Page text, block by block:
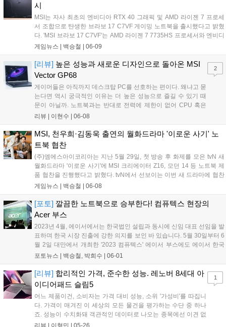
시
MSI는 자사 최초의 엔비디아 RTX 40 그래픽 및 AMD 라이젠 7 프로세
서 조합으로 탄생한 브라보 17 C7VF 게이밍 노트북을 출시했다고 밝혔
다. 'MSI 브라보 17 C7VF'는 AMD 라이젠 7 7735HS 프로세서와 엔비디
아 지포스 RTX 4060 그래픽을 탑재했다. 고성능과 고효율을 바탕으로
제공한다....
게임뉴스 | 백승철 | 06-09
[리뷰] 높은 성능과 새로운 디자인으로 돌아온 MSI
Vector GP68
게이머들은 아직까지 데스크탑 PC를 선호하는 편이다. 왜냐고 묻
는다면 역시 궁극적인 이유는 더 높은 성능으로 즐길 수 있기 때
문이 아닐까. 노트북과는 반대로 전력에 제한이 없어 CPU 혹은
GPU 등 최대 성능으로 끌어올릴 수 있으니까. 이외에도 여러 방
이유다. 다만, 요즘 나오는 게이밍 노...
리뷰 | 이현수 | 06-08
2
MSI, 천우희·김동욱 출연의 월화드라마 '이로운 사기' 노
트북 협찬
(주)엠에스아이코리아는 지난 5월 29일, 첫 방송 후 화제를 모은 tvN 새
월화드라마 '이로운 사기'에 MSI 크리에이터 Z16, 모던 14 등 노트북 제
품 협찬을 진행했다고 밝혔다. tvN에서 선보이는 이번 새 드라마에 협찬
한 MSI 크리에이터 Z16은 콘텐츠 제작자를 위한 초슬림 HX 노트북이다.
하여 고사양 프로그램에서 빠르고 효율적인 작업이 가능하다....
게임뉴스 | 백승철 | 06-08
[포토] 깔끔한 노트북으로 승부한다! 컴퓨텍스 현장의
Acer 부스
2023년 4월, 에이서에서는 한국법인 설립과 동시에 신임 대표 선임을 발
표하며 한국 시장 진출에 강한 의지를 보인 바 있습니다. 5월 30일부터 6
월 2일 대만에서 개최한 '2023 컴퓨텍스' 에이서 부스에도 에이서 한국
법인의 웨인 니엔(Wayne Nien) 대표를 만날 수 있었는데요. 덕분에 에
호가 없는 무난한 디자인을 고수하며 많은 이들로부터 사랑을 받고 있는
에이서의 노트북들을 한눈에 볼 수 있었던 2023 컴퓨텍스의 에이서 부
스 현장을 사진으로 담아봤습니다....
포토뉴스 | 백승철, 박희수 | 06-01
[리뷰] 합리적인 가격, 준수한 성능. 레노버 8세대 아
이디어패드 슬림5
어느 제품이건, 소비자는 가격 대비 성능, 소위 '가성비'를 따집니
다. 가격이 매겨진 이 세상의 모든 물건을 평가하는 수단 중 하나
죠. 성능이 수치화돼 객관적인 데이터로 나오는 종목에선 이견 없
이 모두 적용이 됩니다. 우리가 실생활에 사용하는 전자기기에
리뷰 | 이형민 | 05-26
1